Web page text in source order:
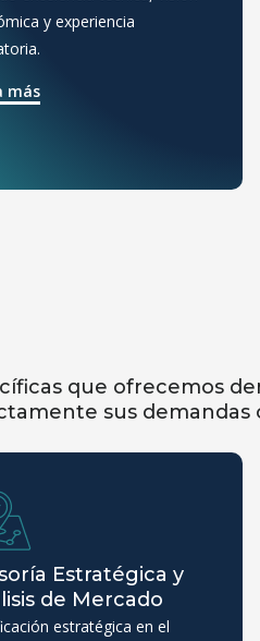
y experiencia
más
que ofrecemos
sus demandas
Estratégica y
de Mercado
estratégica en el